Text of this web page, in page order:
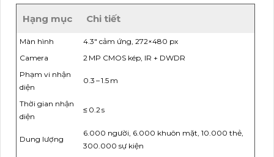
Hạng mục Chi tiết
Màn hình
4.3″ cảm ứng, 272×480 px
Camera
2 MP CMOS kép, IR + DWDR
Phạm vi nhận
diện
0.3 – 1.5 m
Thời gian nhận
diện
≤ 0.2 s
Dung lượng
6.000 người, 6.000 khuôn mặt, 10.000 thẻ,
300.000 sự kiện